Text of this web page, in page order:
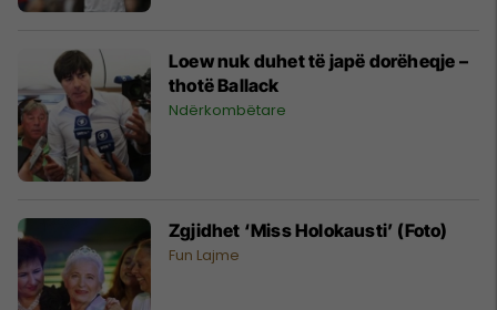
Loew nuk duhet të japë dorëheqje –
thotë Ballack
Ndërkombëtare
Zgjidhet ‘Miss Holokausti’ (Foto)
Fun Lajme